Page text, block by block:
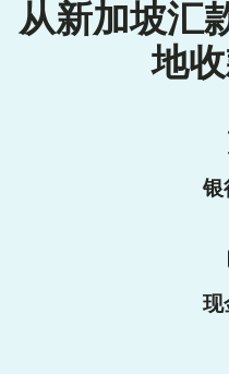
从新加坡汇
地
银
现